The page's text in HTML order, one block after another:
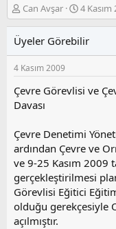
K
o
u
y
u
a
ş
a
t
a
n
Can Avşar
B
a
l
a
ı
a
r
h
i
4 Kasım
Üyeler Görebilir
4 Kasım 2009
Çevre Görevlisi ve
Davası
Çevre Denetimi
ardından Çevre ve
ve 9-25 Kasım 2009
gerçekleştirilmesi
Görevlisi Eğitici
olduğu gerekçesiyle
açılmıştır.